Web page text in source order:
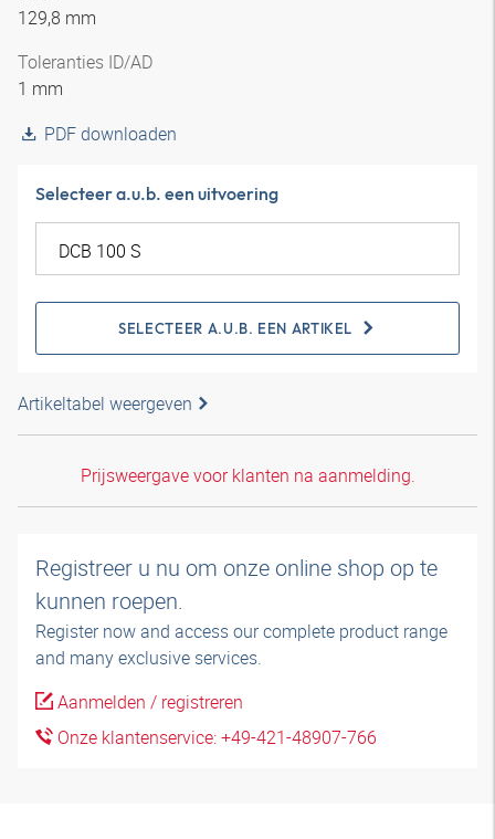
129,8 mm
Toleranties ID/AD
1 mm
PDF downloaden
Selecteer a.u.b. een uitvoering
SELECTEER A.U.B. EEN ARTIKEL
Artikeltabel weergeven
Prijsweergave voor klanten na aanmelding.
Registreer u nu om onze online shop op te
kunnen roepen.
Register now and access our complete product range
and many exclusive services.
Aanmelden / registreren
Onze klantenservice: +49-421-48907-766